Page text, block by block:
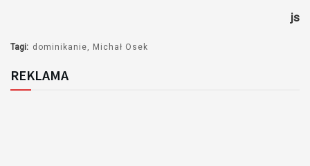
js
Tagi: dominikanie Michał Osek
REKLAMA